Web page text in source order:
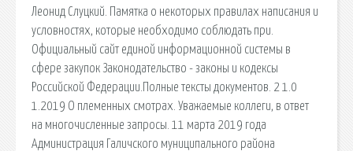
Леонид Слуцкий. Памятка о некоторых правилах написания и
условностях, которые необходимо соблюдать при.
Официальный сайт единой информационной системы в
сфере закупок Законодательство - законы и кодексы
Российской Федерации.Полные тексты документов. 2 1.0
1.2019 О племенных смотрах. Уважаемые коллеги, в ответ
на многочисленные запросы. 11 марта 2019 года
Администрация Галичского муниципального района